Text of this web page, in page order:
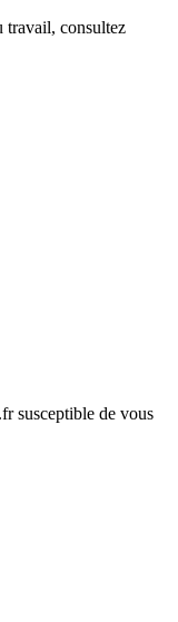
travail, consultez
susceptible de vous